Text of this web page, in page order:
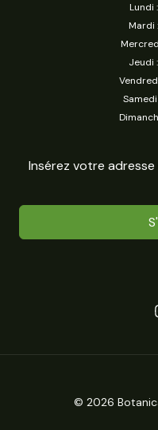
Lundi
Mardi
Jeudi
© 2026